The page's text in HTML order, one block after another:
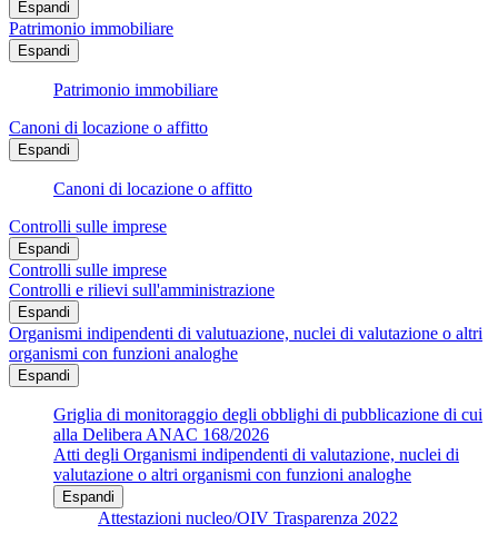
Espandi
Patrimonio immobiliare
Espandi
Patrimonio immobiliare
Canoni di locazione o affitto
Espandi
Canoni di locazione o affitto
Controlli sulle imprese
Espandi
Controlli sulle imprese
Controlli e rilievi sull'amministrazione
Espandi
Organismi indipendenti di valutuazione, nuclei di valutazione o altri
organismi con funzioni analoghe
Espandi
Griglia di monitoraggio degli obblighi di pubblicazione di cui
alla Delibera ANAC 168/2026
Atti degli Organismi indipendenti di valutazione, nuclei di
valutazione o altri organismi con funzioni analoghe
Espandi
Attestazioni nucleo/OIV Trasparenza 2022